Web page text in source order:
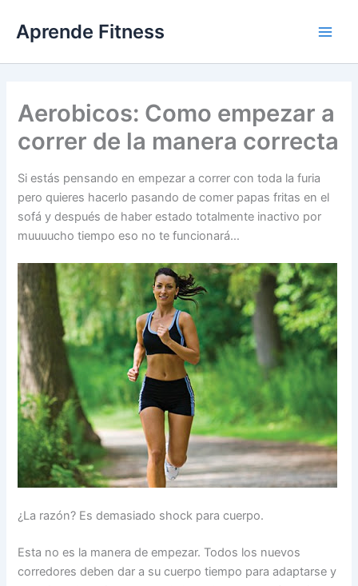
contenido
Aprende Fitness
Aerobicos: Como empezar a
correr de la manera correcta
Si estás pensando en empezar a correr con toda la furia
pero quieres hacerlo pasando de comer papas fritas en el
sofá y después de haber estado totalmente inactivo por
muuuucho tiempo eso no te funcionará…
¿La razón? Es demasiado shock para cuerpo.
Esta no es la manera de empezar. Todos los nuevos
corredores deben dar a su cuerpo tiempo para adaptarse y